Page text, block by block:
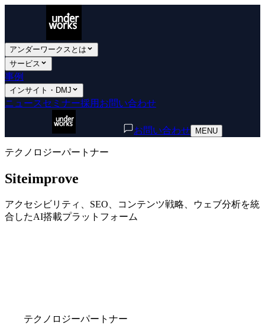
アンダーワークスとは
サービス
事例
インサイト・DMJ
ニュース セミナー採用 お問い合わせ
お問い合わせ MENU
テクノロジーパートナー
Siteimprove
アクセシビリティ、SEO、コンテンツ戦略、ウェブ分析を統
合したAI搭載プラットフォーム
テクノロジーパートナー